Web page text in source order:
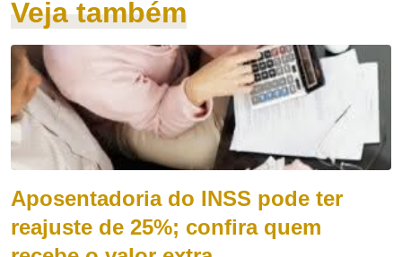
Veja também
Aposentadoria do INSS pode ter
reajuste de 25%; confira quem